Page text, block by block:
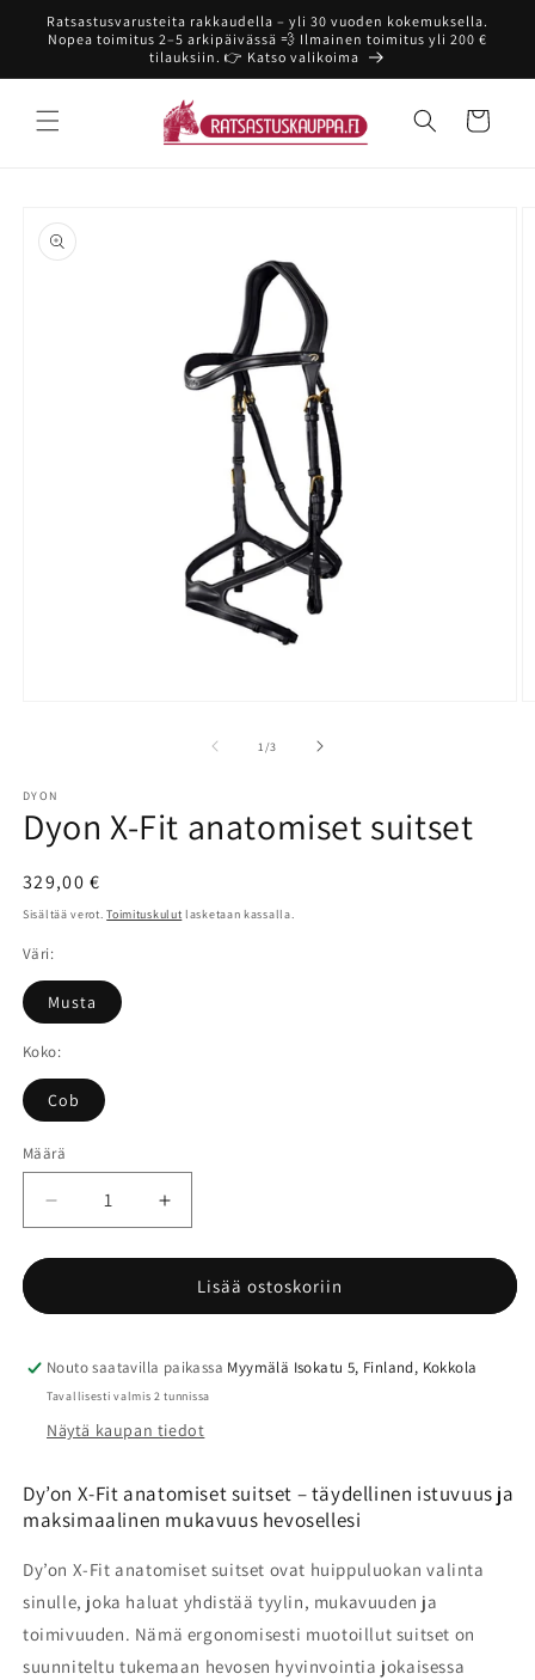
siirry
sisältöön
Ratsastusvarusteita rakkaudella – yli 30 vuoden kokemuksella.
Nopea toimitus 2–5 arkipäivässä 💨 Ilmainen toimitus yli 200 €
tilauksiin. 👉 Katso valikoima
Ostoskori
tuotetietoihin
1//3
DYON
Dyon X-Fit anatomiset suitset
Normaalihinta
329,00 €
Sisältää verot.Toimituskulut lasketaan kassalla.
Väri:
Musta
Koko:
Cob
Määrä
Määrä
Vähennä
tuotteen
Dyon
Fit
suitset
määrää
Lisää
tuotteen
Dyon
Fit
suitset
määrää
Lisää ostoskoriin
Nouto saatavilla paikassa Myymälä Isokatu 5, Finland, Kokkola
Tavallisesti valmis 2 tunnissa
Näytä kaupan tiedot
Dy’on X-Fit anatomiset suitset – täydellinen istuvuus ja
maksimaalinen mukavuus hevosellesi
Dy’on X-Fit anatomiset suitset ovat huippuluokan valinta
sinulle, joka haluat yhdistää tyylin, mukavuuden ja
toimivuuden. Nämä ergonomisesti muotoillut suitset on
suunniteltu tukemaan hevosen hyvinvointia jokaisessa